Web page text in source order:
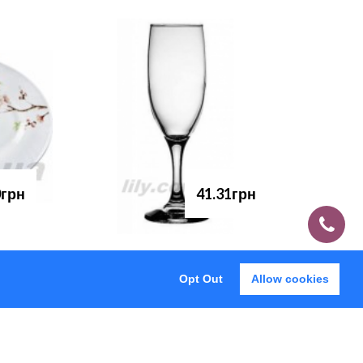
Opt Out Allow cookies
41.31грн